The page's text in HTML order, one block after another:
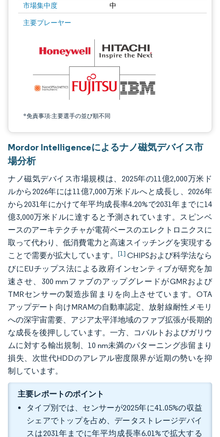
市場集中度 中
主要プレーヤー
*免責事項:主要選手の並び順不同
画像 © Mordor Intelligence。再利用にはCC BY 4.0の表示が必要です。
Mordor Intelligenceによるナノ磁気デバイス市
場分析
ナノ磁気デバイス市場規模は、2025年の11億2,000万米ド
ルから2026年には11億7,000万米ドルへと成長し、2026年
から2031年にかけて年平均成長率4.20%で2031年までに14
億3,000万米ドルに達すると予測されています。スピンベ
ースのアーキテクチャが電荷ベースのエレクトロニクスに
取って代わり、低消費電力と高速スイッチングを実現する
ことで需要が拡大しています。 [1] CHIPSおよび科学法なら
びにEUチップス法による政府インセンティブが研究を加
速させ、300 mmファブのアップグレードがGMRおよび
TMRセンサーの製造歩留まりを向上させています。OTA
アップデート向けMRAMの自動車認定、放射線耐性メモリ
への深宇宙需要、アジア太平洋地域のファブ拡張が長期的
な成長を後押ししています。一方、コバルトおよびガリウ
ムに対する輸出規制、10 nm未満のパターニング歩留まり
損失、次世代HDDのアレアル密度限界が近期の勢いを抑
制しています。
主要レポートのポイント
タイプ別では、センサーが2025年に41.05%の収益
シェアでトップを占め、データストレージデバイ
スは2031年までに年平均成長率6.01%で拡大する